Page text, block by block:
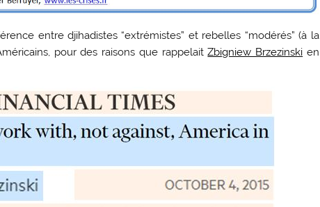
entre djihadistes “extrémistes” et rebelles “modérés” (à la
pour des raisons que rappelaitZbigniew Brzezinski en